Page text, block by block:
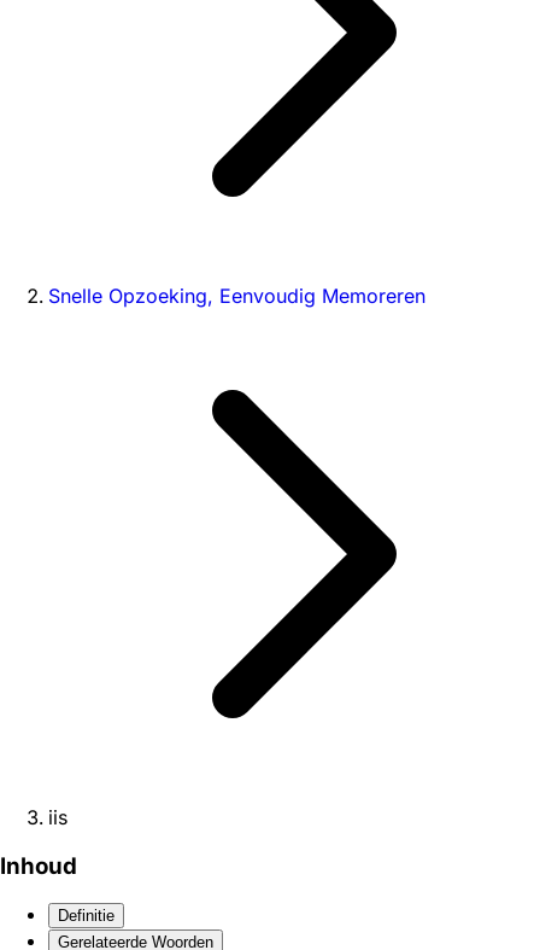
Snelle Opzoeking, Eenvoudig Memoreren
iis
Inhoud
Definitie
Gerelateerde Woorden